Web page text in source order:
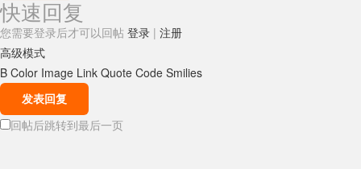
快速回复
您需要登录后才可以回帖 登录 | 注册
高级模式
B Color Image Link Quote Code Smilies
发表回复
回帖后跳转到最后一页